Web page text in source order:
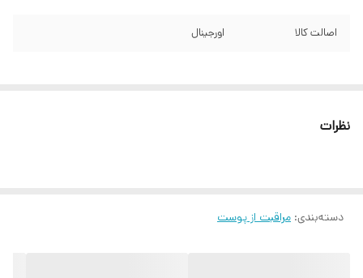
اصالت کالا اورجینال
نظرات
دسته‌بندی: مراقبت از پوست